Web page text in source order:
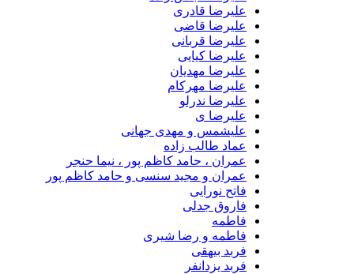
علیرضا قادری
علیرضا قاضی
علیرضا قربانی
علیرضا کیایی
علیرضا مهدیان
علیرضا مهرکام
علیرضا ندرلو
علیرضا ی
علیشمس و مهدی جهانی
عماد طالب زاده
عمران ، حامد کاظم پور ، نیما حنجر
عمران و مجید سنسی و حامد کاظم پور
فاتح نورایی
فاروق جدلی
فاطمه و رضا شیری
فربد بیهقی
فربد یزدانفر